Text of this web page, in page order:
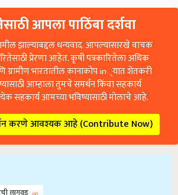
आपला पाठिंबा दर्शवा
झाल्याबद्दल धन्यवाद. आपल्यासारखे वाचक
प्रेरणा आहेत. कृषी पत्रकारितेला अधिक
भारतातील कानाकोप in्यात शेतकरी
आम्हाला तुमचे समर्थन किंवा सहकार्य
सहकार्य आमच्या भविष्यासाठी मोलाचे आहे.
करणे आवश्यक आहे (Contribute Now)